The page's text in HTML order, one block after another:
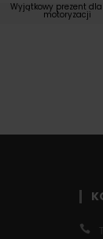
Wyjątkowy prezent
motoryzacji